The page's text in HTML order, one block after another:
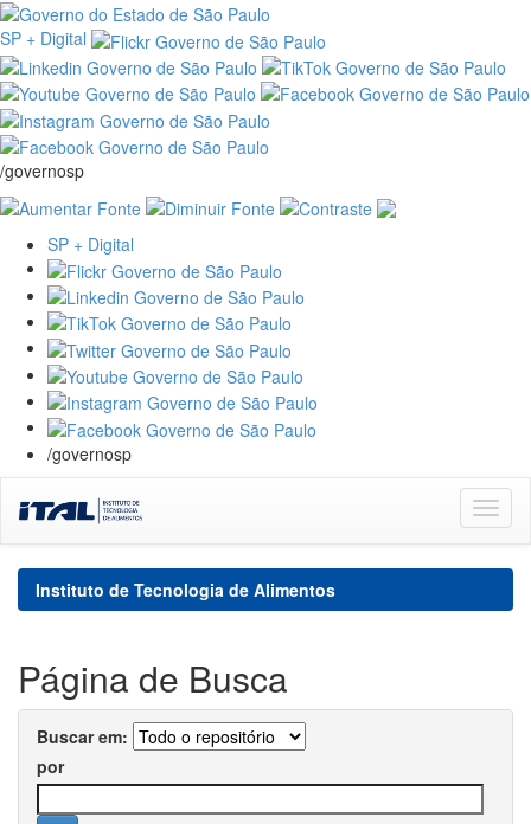
SP + Digital
/governosp
SP + Digital
/governosp
navigation
Instituto de Tecnologia de Alimentos
Página de Busca
Buscar em:
por